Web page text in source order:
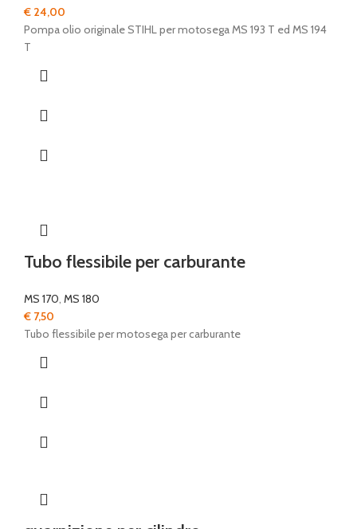
€ 24,00
Pompa olio originale STIHL per motosega MS 193 T ed MS 194
T
Tubo flessibile per carburante
MS 170, MS 180
€ 7,50
Tubo flessibile per motosega per carburante